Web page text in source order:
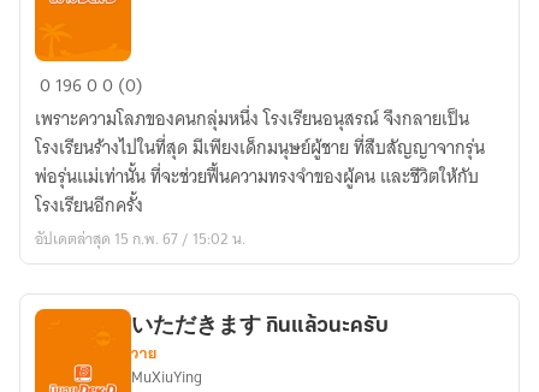
Not
Alone
In
The
School
019600 (0)
เพราะความโลภของคนกลุ่มหนึ่ง โรงเรียนอนุสรณ์ จึงกลายเป็น
โรงเรียนร้างไปในที่สุด มีเพียงเด็กมนุษย์ผู้ชาย ที่สืบสัญญาจากรุ่น
พ่อรุ่นแม่เท่านั้น ที่จะช่วยฟื้นความทรงจำของผู้คน และชีวิตให้กับ
โรงเรียนอีกครั้ง
อัปเดตล่าสุด 15 ก.พ. 67 / 15:02 น.
いただきます กินแล้วนะครับ
วาย
MuXiuYing